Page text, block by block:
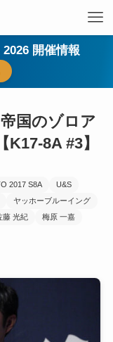
2026 開催情報
国のゾロア
8A #3】
2017 S8A
U&S
ヤッホーブルーイング
藤 光紀
梅原 一嘉